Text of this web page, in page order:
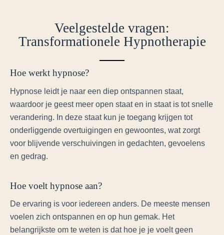
Veelgestelde vragen:
Transformationele Hypnotherapie
Hoe werkt hypnose?
Hypnose leidt je naar een diep ontspannen staat,
waardoor je geest meer open staat en in staat is tot snelle
verandering. In deze staat kun je toegang krijgen tot
onderliggende overtuigingen en gewoontes, wat zorgt
voor blijvende verschuivingen in gedachten, gevoelens
en gedrag.
Hoe voelt hypnose aan?
De ervaring is voor iedereen anders. De meeste mensen
voelen zich ontspannen en op hun gemak. Het
belangrijkste om te weten is dat hoe je je voelt geen